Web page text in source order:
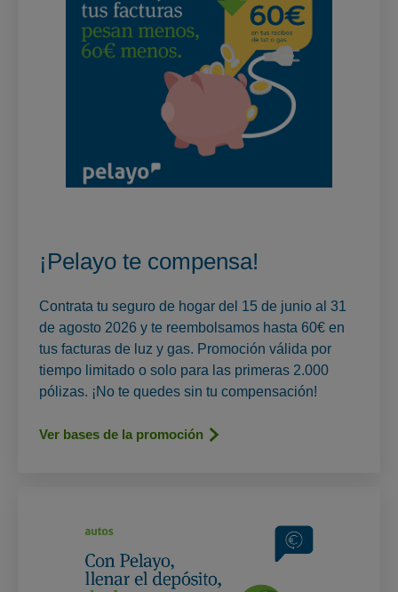
¡Pelayo te compensa!
Contrata tu seguro de hogar del 15 de junio al 31
de agosto 2026 y te reembolsamos hasta 60€ en
tus facturas de luz y gas. Promoción válida por
tiempo limitado o solo para las primeras 2.000
pólizas. ¡No te quedes sin tu compensación!
Ver bases de la promoción